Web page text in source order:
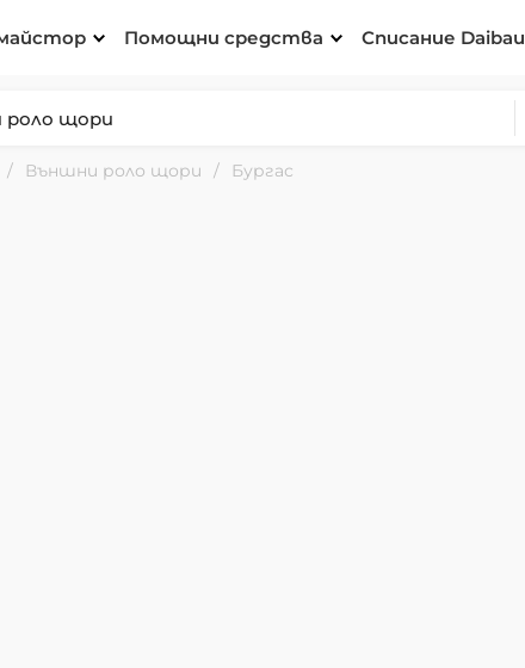
Помощни средства Списание Daibau
Външни роло щори Бургас